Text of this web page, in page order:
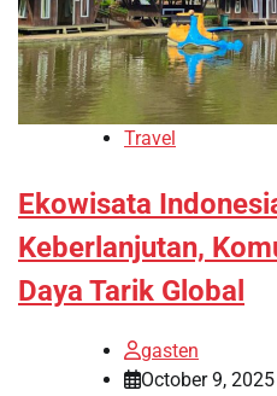
Travel
Ekowisata
Keberlanjutan,
Daya Tarik Global
gasten
October 9, 2025